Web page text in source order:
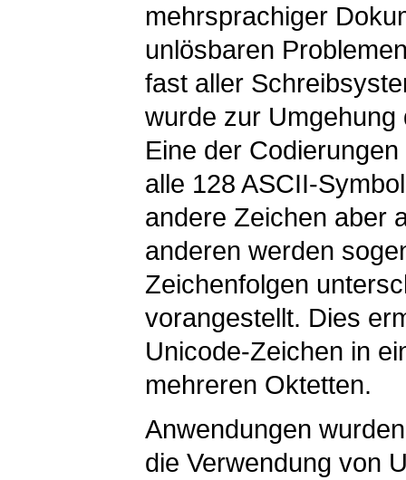
mehrsprachiger
unlösbaren
fast aller
wurde zur
Eine der
alle 128 ASCII-
andere Zeichen aber
anderen werden
Zeichenfolgen
vorangestellt. Dies
Unicode-Zeichen in
mehreren Oktetten.
Anwendungen
die Verwendung von